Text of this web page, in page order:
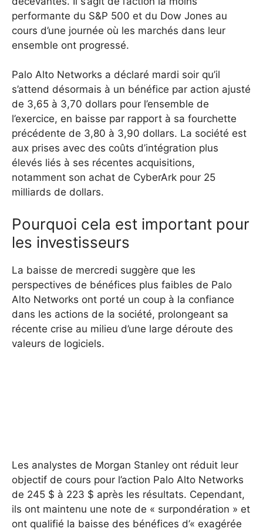
performante du S&P 500 et du Dow Jones au
cours d’une journée où les marchés dans leur
ensemble ont progressé.
Palo Alto Networks a déclaré mardi soir qu’il
s’attend désormais à un bénéfice par action ajusté
de 3,65 à 3,70 dollars pour l’ensemble de
l’exercice, en baisse par rapport à sa fourchette
précédente de 3,80 à 3,90 dollars. La société est
aux prises avec des coûts d’intégration plus
élevés liés à ses récentes acquisitions,
notamment son achat de CyberArk pour 25
milliards de dollars.
Pourquoi cela est important pour
les investisseurs
La baisse de mercredi suggère que les
perspectives de bénéfices plus faibles de Palo
Alto Networks ont porté un coup à la confiance
dans les actions de la société, prolongeant sa
récente crise au milieu d’une large déroute des
valeurs de logiciels.
Les analystes de Morgan Stanley ont réduit leur
objectif de cours pour l’action Palo Alto Networks
de 245 $ à 223 $ après les résultats. Cependant,
ils ont maintenu une note de « surpondération » et
ont qualifié la baisse des bénéfices d’« exagérée